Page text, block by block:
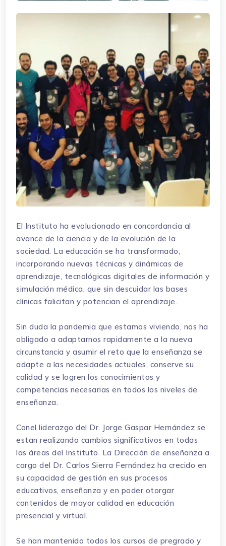
El Instituto ha evolucionado en concordancia al
avance de la ciencia y de la evolución de la
sociedad. La educación se ha transformado,
incorporando nuevas técnicas y dinámicas de
aprendizaje, tecnológicas digitales de información y
simulación médica, que sin descuidar las bases
clínicas falicitan y potencian el aprendizaje.
Sin duda la pandemia que estamos viviendo, nos ha
obligado a adaptarnos rapidamente a la nueva
circunstancia y asumir el reto que la enseñanza se
adapte a las necesidades actuales, conserve su
calidad y se logren los conocimientos y
competencias necesarias en todos los niveles de
enseñanza.
Conel liderazgo del Dr. Jorge Gaspar Hernández se
estan realizando cambios significativos en todas
las áreas del Instituto. La Dirección de enseñanza a
cargo del Dr. Carlos Sierra Fernández ha crecido en
su capacidad de gestión en sus procesos
educativos, enseñanza y en poder otorgar
contenidos de mayor calidad en educación
presencial y virtual.
Se han mantenido todos los cursos de pregrado y